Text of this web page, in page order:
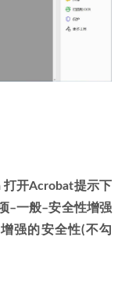
打开Acrobat提示下
–一般–安全性增强
强的安全性(不勾